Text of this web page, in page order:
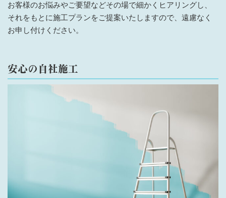
お客様のお悩みやご要望などその場で細かくヒアリングし、
それをもとに施工プランをご提案いたしますので、遠慮なく
お申し付けください。
安心の自社施工